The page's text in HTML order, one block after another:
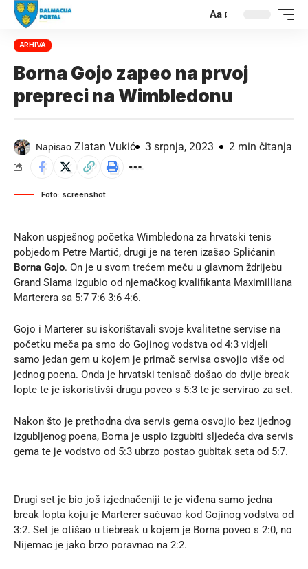
Aa
ARHIVA
Borna Gojo zapeo na prvoj
prepreci na Wimbledonu
Napisao Zlatan Vukić 3 srpnja, 2023 2 min čitanja
Foto: screenshot
Nakon uspješnog početka Wimbledona za hrvatski tenis
pobjedom Petre Martić, drugi je na teren izašao Splićanin
Borna Gojo. On je u svom trećem meču u glavnom ždrijebu
Grand Slama izgubio od njemačkog kvalifikanta Maximilliana
Marterera sa 5:7 7:6 3:6 4:6.
Gojo i Marterer su iskorištavali svoje kvalitetne servise na
početku meča pa smo do Gojinog vodstva od 4:3 vidjeli
samo jedan gem u kojem je primač servisa osvojio više od
jednog poena. Onda je hrvatski tenisač došao do dvije break
lopte te je iskoristivši drugu poveo s 5:3 te je servirao za set.
Nakon što je prethodna dva servis gema osvojio bez ijednog
izgubljenog poena, Borna je uspio izgubiti sljedeća dva servis
gema te je vodstvo od 5:3 ubrzo postao gubitak seta od 5:7.
Drugi set je bio još izjednačeniji te je viđena samo jedna
break lopta koju je Marterer sačuvao kod Gojinog vodstva od
3:2. Set je otišao u tiebreak u kojem je Borna poveo s 2:0, no
Nijemac je jako brzo poravnao na 2:2.